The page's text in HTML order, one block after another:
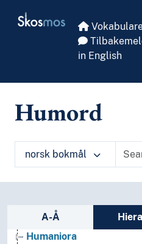
Skosmos
in English
Humord
norsk bokmål
Sidefelt: navigér i
A-Å
Bibliotekvitenskap
Filosofi
Formtermer
Historie og historiefaget
Humaniora